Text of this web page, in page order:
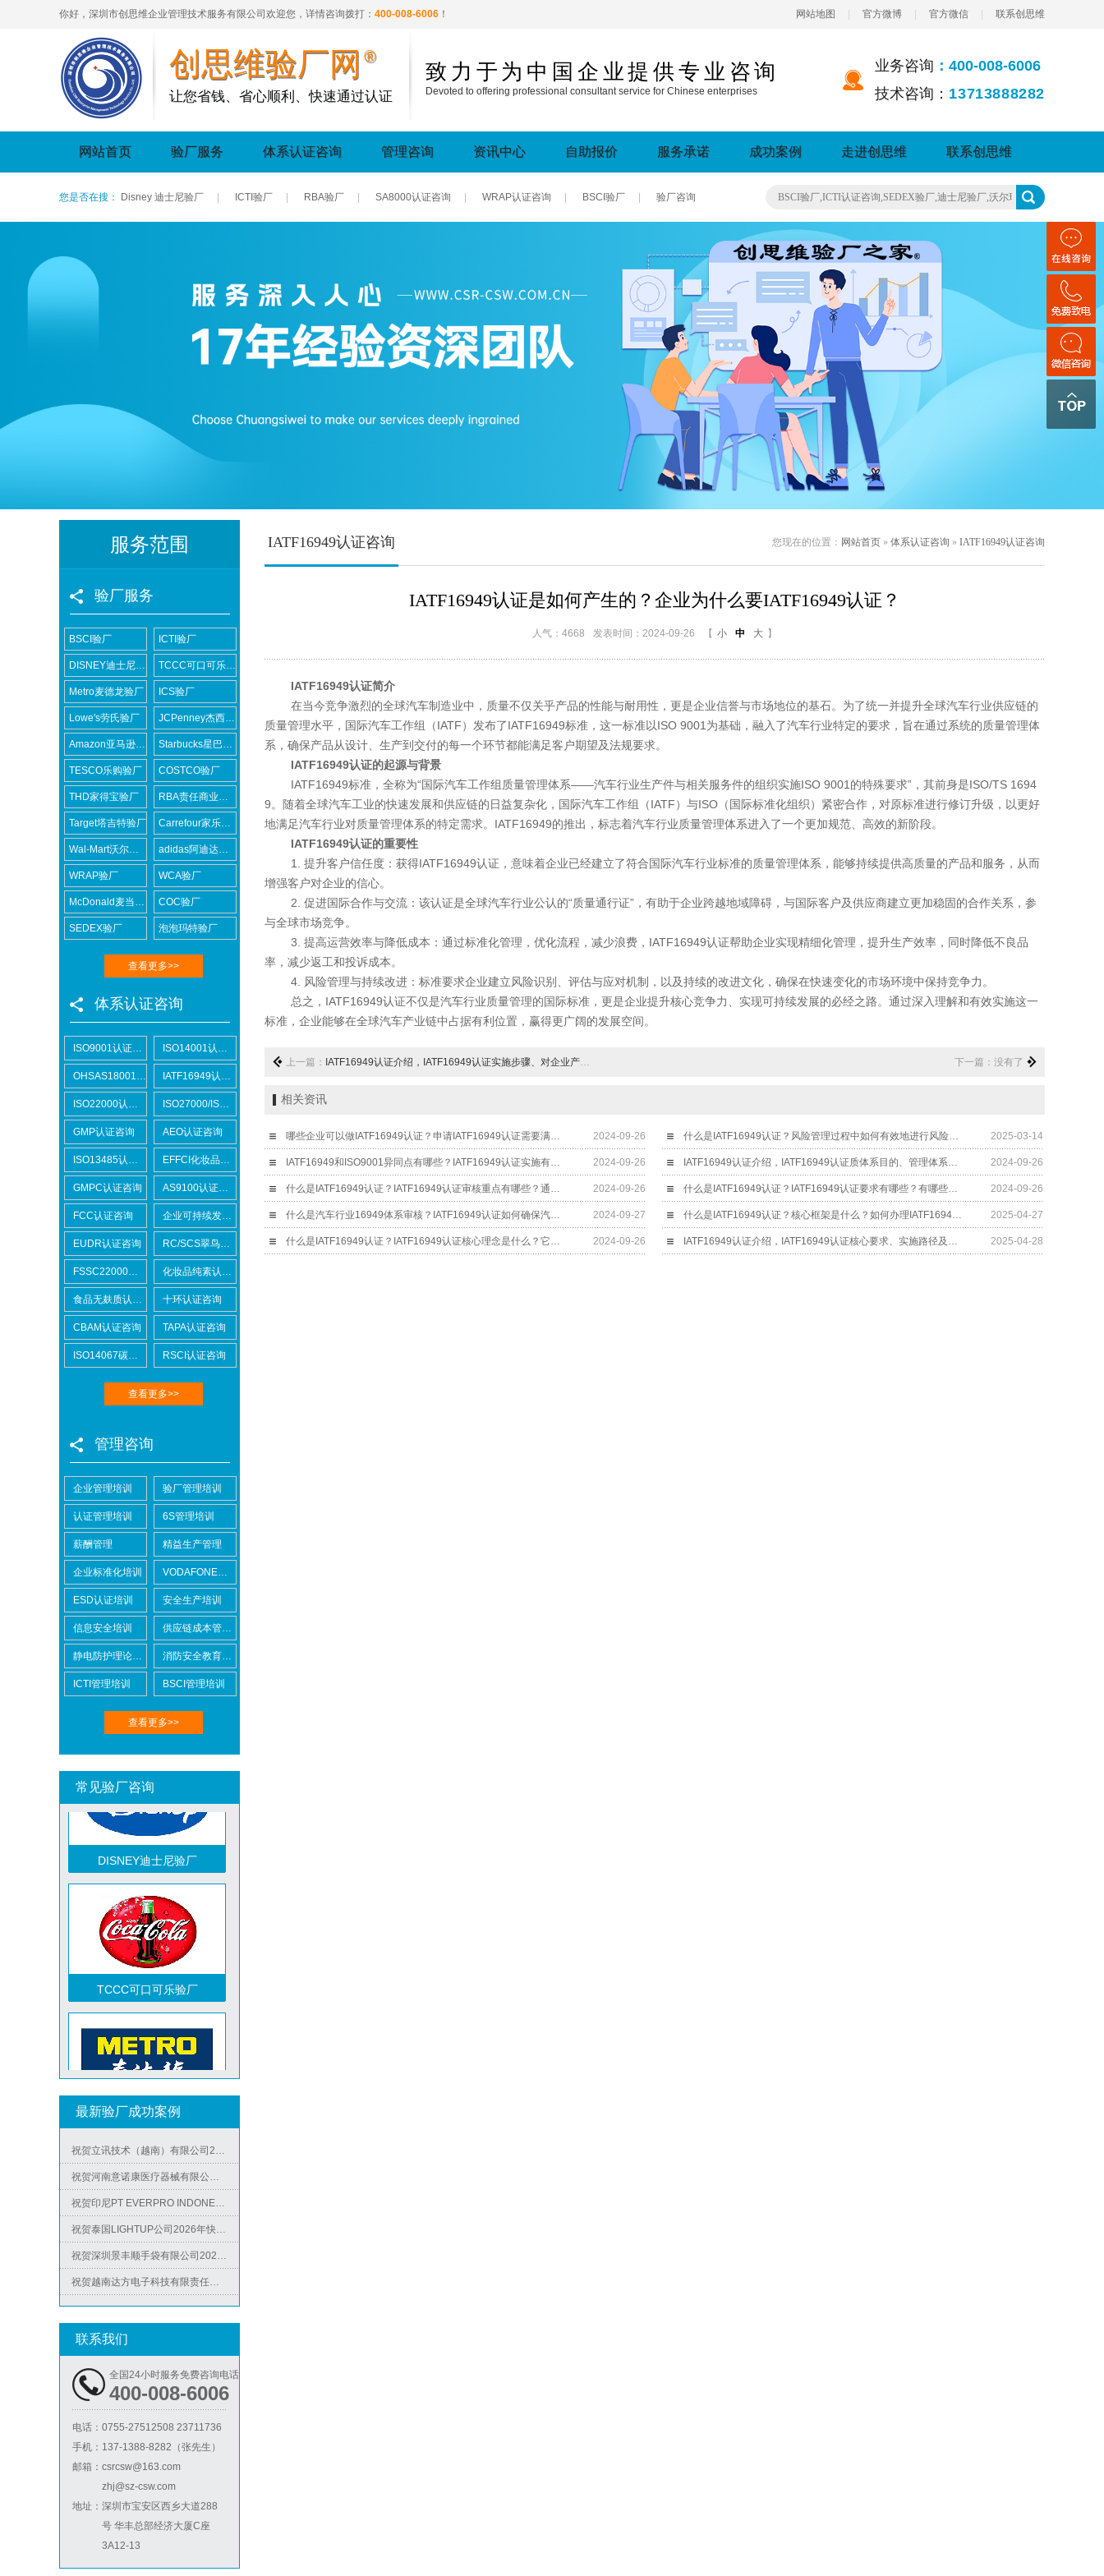
你好，深圳市创思维企业管理技术服务有限公司欢迎您，详情咨询拨打： 400-008-6006 ！ 网站地图 官方微博 官方微信 联系创思维
创思维验厂网 ®
让您省钱、省心顺利、快速通过认证
致力于为中国企业提供专业咨询
Devoted to offering professional consultant service for Chinese enterprises
业务咨询 ：400-008-6006
技术咨询： 13713888282
网站首页 验厂服务 体系认证咨询 管理咨询 资讯中心 自助报价 服务承诺 成功案例 走进创思维 联系创思维
您是否在搜： Disney 迪士尼验厂 ICTI验厂 RBA验厂 SA8000认证咨询 WRAP认证咨询 BSCI验厂 验厂咨询
服务范围
验厂服务
BSCI验厂 ICTI验厂
DISNEY迪士尼验厂 TCCC可口可乐验厂
Metro麦德龙验厂 ICS验厂
Lowe's劳氏验厂 JCPenney杰西潘尼验厂
Amazon亚马逊验厂 Starbucks星巴克验厂
TESCO乐购验厂 COSTCO验厂
THD家得宝验厂 RBA责任商业联盟认证咨询
Target塔吉特验厂 Carrefour家乐福验厂
Wal-Mart沃尔玛验厂 adidas阿迪达斯验厂
WRAP验厂 WCA验厂
McDonald麦当劳验厂 COC验厂
SEDEX验厂 泡泡玛特验厂
查看更多>>
体系认证咨询
ISO9001认证咨询 ISO14001认证咨询
OHSAS18001认证咨询 IATF16949认证咨询
ISO22000认证咨询 ISO27000/ISO27001认证咨询
GMP认证咨询 AEO认证咨询
ISO13485认证咨询 EFFCI化妆品原料认证咨询
GMPC认证咨询 AS9100认证咨询
FCC认证咨询 企业可持续发展SCORE认证咨询
EUDR认证咨询 RC/SCS翠鸟认证咨询
FSSC22000认证咨询 化妆品纯素认证咨询
食品无麸质认证咨询 十环认证咨询
CBAM认证咨询 TAPA认证咨询
ISO14067碳足迹 RSCI认证咨询
查看更多>>
管理咨询
企业管理培训 验厂管理培训
认证管理培训 6S管理培训
薪酬管理 精益生产管理
企业标准化培训 VODAFONE认证知识培训
ESD认证培训 安全生产培训
信息安全培训 供应链成本管控培训
静电防护理论培训 消防安全教育培训
ICTI管理培训 BSCI管理培训
查看更多>>
常见验厂咨询
Lowe's劳氏验厂
BSCI验厂
ICTI验厂
DISNEY迪士尼验厂
TCCC可口可乐验厂
Metro麦德龙验厂
ICS验厂
BSCI验厂
最新验厂成功案例
祝贺越南达方电子科技有限责任公司2026年快速通过RBA-VAP审核并取得178分银牌
祝贺河南意诺康医疗器械有限公司2026年快速通过GMP认证
祝贺印尼PT EVERPRO INDONESIA TECHNOLOGIES公司2026年快速通过RBA-VAP审核
祝贺泰国LIGHTUP公司2026年快速通过SCAN验厂审核并取得99分
祝贺深圳景丰顺手袋有限公司2026年快速通过SGS-GRS认证
祝贺越南达方电子科技有限责任公司2026年快速通过RBA-VAP审核并取得178分银牌
祝贺中山蓝晨科技股份有限公司2026年快速通过BSCI验厂-B级
祝贺力特半导体（无锡）有限公司2026年快速通过RBA-VAP认证审核并取得170.2分
祝贺立讯技术（越南）有限公司2026年快速通过RBA-VAP认证审核，斩获金牌评级！
祝贺河南意诺康医疗器械有限公司2026年快速通过GMP认证
祝贺印尼PT EVERPRO INDONESIA TECHNOLOGIES公司2026年快速通过RBA-VAP审核
联系我们
全国24小时服务免费咨询电话
400-008-6006
电话： 0755-27512508 23711736
手机： 137-1388-8282（张先生）
邮箱： csrcsw@163.com
zhj@sz-csw.com
地址： 深圳市宝安区西乡大道288
号 华丰总部经济大厦C座
3A12-13
IATF16949认证咨询 您现在的位置： 网站首页 » 体系认证咨询 » IATF16949认证咨询
IATF16949认证是如何产生的？企业为什么要IATF16949认证？
人气：4668 发表时间：2024-09-26 【 小 中 大 】
IATF16949认证简介
在当今竞争激烈的全球汽车制造业中，质量不仅关乎产品的性能与耐用性，更是企业信誉与市场地位的基石。为了统一并提升全球汽车行业供应链的
质量管理水平，国际汽车工作组（IATF）发布了IATF16949标准，这一标准以ISO 9001为基础，融入了汽车行业特定的要求，旨在通过系统的质量管理体
系，确保产品从设计、生产到交付的每一个环节都能满足客户期望及法规要求。
IATF16949认证的起源与背景
IATF16949标准，全称为“国际汽车工作组质量管理体系——汽车行业生产件与相关服务件的组织实施ISO 9001的特殊要求”，其前身是ISO/TS 1694
9。随着全球汽车工业的快速发展和供应链的日益复杂化，国际汽车工作组（IATF）与ISO（国际标准化组织）紧密合作，对原标准进行修订升级，以更好
地满足汽车行业对质量管理体系的特定需求。IATF16949的推出，标志着汽车行业质量管理体系进入了一个更加规范、高效的新阶段。
IATF16949认证的重要性
1. 提升客户信任度：获得IATF16949认证，意味着企业已经建立了符合国际汽车行业标准的质量管理体系，能够持续提供高质量的产品和服务，从而
增强客户对企业的信心。
2. 促进国际合作与交流：该认证是全球汽车行业公认的“质量通行证”，有助于企业跨越地域障碍，与国际客户及供应商建立更加稳固的合作关系，参
与全球市场竞争。
3. 提高运营效率与降低成本：通过标准化管理，优化流程，减少浪费，IATF16949认证帮助企业实现精细化管理，提升生产效率，同时降低不良品
率，减少返工和投诉成本。
4. 风险管理与持续改进：标准要求企业建立风险识别、评估与应对机制，以及持续的改进文化，确保在快速变化的市场环境中保持竞争力。
总之，IATF16949认证不仅是汽车行业质量管理的国际标准，更是企业提升核心竞争力、实现可持续发展的必经之路。通过深入理解和有效实施这一
标准，企业能够在全球汽车产业链中占据有利位置，赢得更广阔的发展空间。
上一篇： IATF16949认证介绍，IATF16949认证实施步骤、对企业产生影响 下一篇：没有了
相关资讯
哪些企业可以做IATF16949认证？申请IATF16949认证需要满足哪些条件？ 2024-09-26 什么是IATF16949认证？风险管理过程中如何有效地进行风险监控和持续改进？ 2025-03-14
IATF16949和ISO9001异同点有哪些？IATF16949认证实施有哪些注意事项？ 2024-09-26 IATF16949认证介绍，IATF16949认证质体系目的、管理体系要求及注意事项 2024-09-26
什么是IATF16949认证？IATF16949认证审核重点有哪些？通过后有哪些好处？ 2024-09-26 什么是IATF16949认证？IATF16949认证要求有哪些？有哪些注意事项？ 2024-09-26
什么是汽车行业16949体系审核？IATF16949认证如何确保汽车行业质量？ 2024-09-27 什么是IATF16949认证？核心框架是什么？如何办理IATF16949认证？ 2025-04-27
什么是IATF16949认证？IATF16949认证核心理念是什么？它有什么作用？ 2024-09-26 IATF16949认证介绍，IATF16949认证核心要求、实施路径及注意事项 2025-04-28